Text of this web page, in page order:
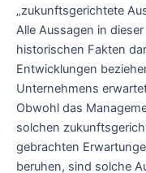
„zukunftsgerichtete
Alle Aussagen in
historischen Fakten
Entwicklungen
Unternehmens
Obwohl das
solchen
gebrachten
beruhen, sind solche